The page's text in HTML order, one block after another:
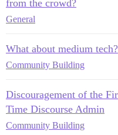
from the crowd?
General
What about medium tech?
Community Building
Discouragement of the
Time Discourse Admin
Community Building